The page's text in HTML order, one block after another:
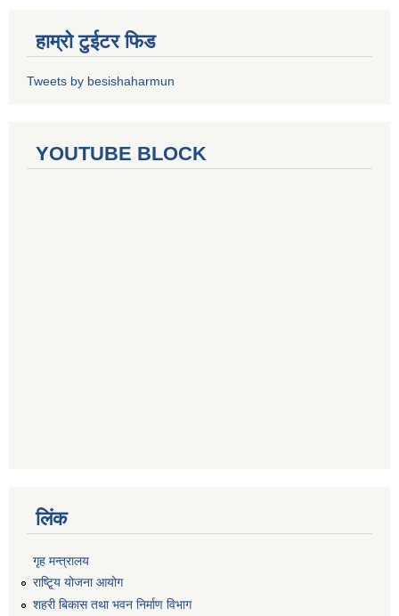
हाम्रो टुईटर फिड
Tweets by besishaharmun
YOUTUBE BLOCK
लिंक
गृह मन्त्रालय
राष्टि्ृय योजना आयोग
शहरी बिकास तथा भवन निर्माण विभाग